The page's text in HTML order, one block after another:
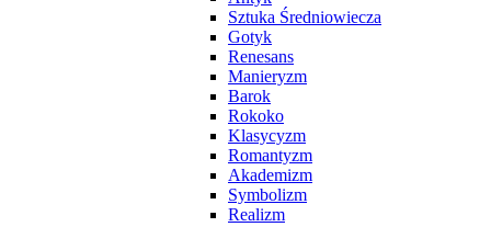
Sztuka Średniowiecza
Gotyk
Renesans
Manieryzm
Barok
Rokoko
Klasycyzm
Romantyzm
Akademizm
Symbolizm
Realizm